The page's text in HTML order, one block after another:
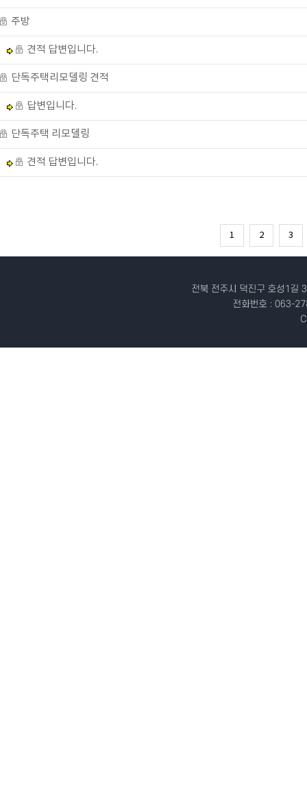
주방
견적 답변입니다.
단독주택리모델링 견적
답변입니다.
단독주택 리모델링
견적 답변입니다.
1 2 3